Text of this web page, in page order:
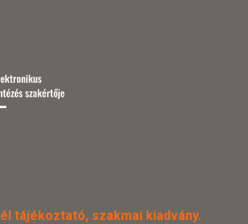
tájékoztató, szakmai kiadvány.